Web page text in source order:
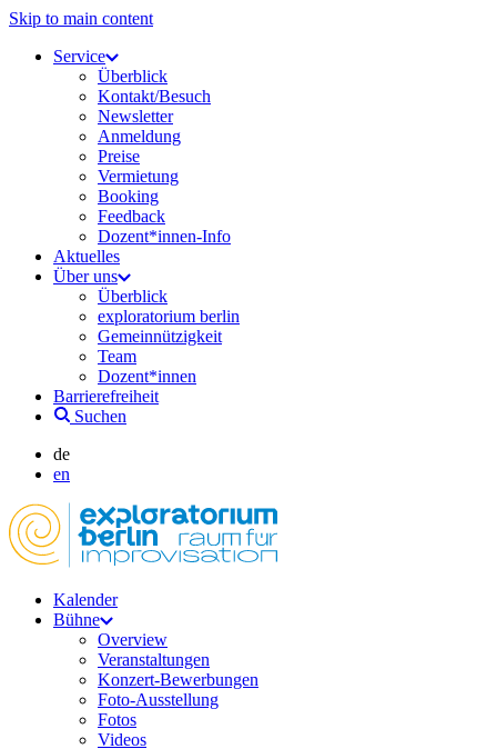
Skip to main content
Service
Überblick
Kontakt/Besuch
Newsletter
Anmeldung
Preise
Vermietung
Booking
Feedback
Dozent*innen-Info
Aktuelles
Über uns
Überblick
exploratorium berlin
Gemeinnützigkeit
Team
Dozent*innen
Barrierefreiheit
Suchen
de
en
Kalender
Bühne
Overview
Veranstaltungen
Konzert-Bewerbungen
Foto-Ausstellung
Fotos
Videos